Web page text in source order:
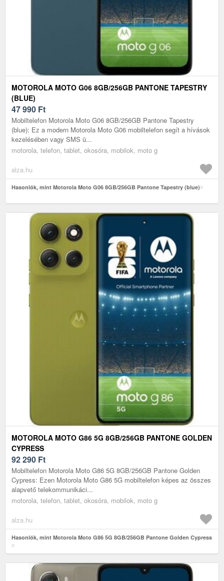
MOTOROLA MOTO G06 8GB/256GB PANTONE TAPESTRY
(BLUE)
47 990 Ft
Mobiltelefon Motorola Moto G06 8GB/256GB Pantone Tapestry
(blue): Ez a modern Motorola Moto G06 mobiltelefon segít a hívások
kezelésében vagy SMS ü...
motorola, telefon, tablet, okosóra, mobilok, moto g
alza.hu
Hasonlók, mint Motorola Moto G06 8GB/256GB Pantone Tapestry (blue)
MOTOROLA MOTO G86 5G 8GB/256GB PANTONE GOLDEN
CYPRESS
92 290 Ft
Mobiltelefon Motorola Moto G86 5G 8GB/256GB Pantone Golden
Cypress: Ezen Motorola Moto G86 5G mobiltelefon képes az összes
alapvető telekommunikáci...
motorola, telefon, tablet, okosóra, mobilok, moto g
alza.hu
Hasonlók, mint Motorola Moto G86 5G 8GB/256GB Pantone Golden Cypress